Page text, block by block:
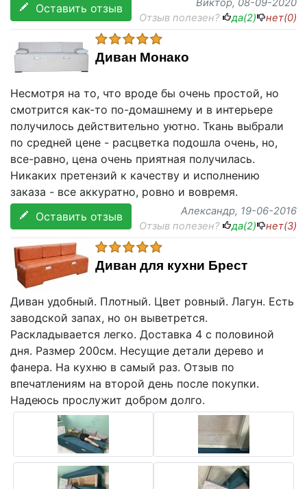
Оставить отзыв Виктор, 08-09-2020
Отзыв полезен?
да(2) нет(0)
Диван Монако
Несмотря на то, что вроде бы очень простой, но
смотрится как-то по-домашнему и в интерьере
получилось действительно уютно. Ткань выбрали
по средней цене - расцветка подошла очень, но,
все-равно, цена очень приятная получилась.
Никаких претензий к качеству и исполнению
заказа - все аккуратно, ровно и вовремя.
Оставить отзыв
Александр, 19-06-2016
Отзыв полезен?
да(2) нет(3)
Диван для кухни Брест
Диван удобный. Плотный. Цвет ровный. Лагун. Есть
заводской запах, но он выветрется.
Раскладывается легко. Доставка 4 с половиной
дня. Размер 200см. Несущие детали дерево и
фанера. На кухню в самый раз. Отзыв по
впечатлениям на второй день после покупки.
Надеюсь прослужит добром долго.